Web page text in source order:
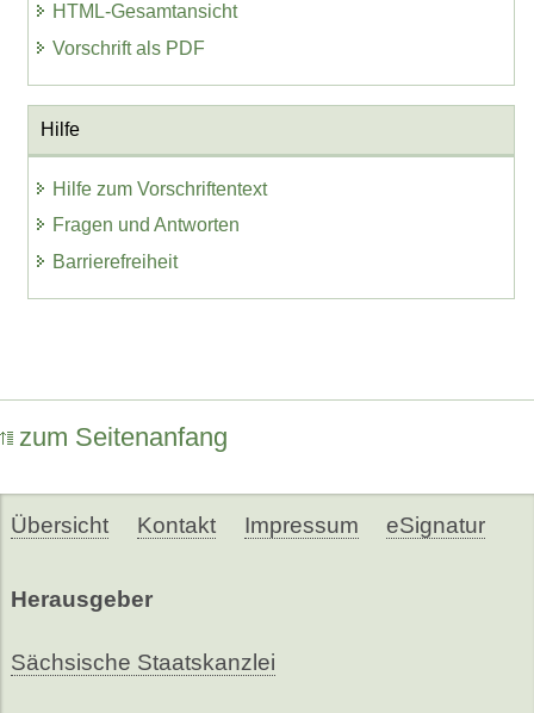
HTML-Gesamtansicht
Vorschrift als PDF
Hilfe
Hilfe zum Vorschriftentext
Fragen und Antworten
Barrierefreiheit
zum Seitenanfang
Übersicht Kontakt Impressum eSignatur
Herausgeber
Sächsische Staatskanzlei